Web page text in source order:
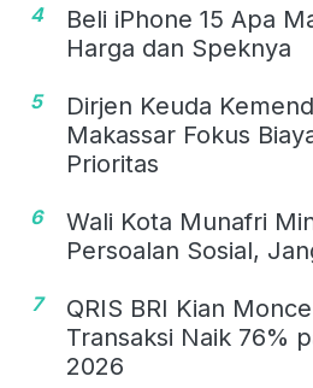
4
Beli iPhone 15 Apa
Harga dan Speknya
5
Dirjen Keuda
Makassar Fokus
Prioritas
6
Wali Kota Munafri
Persoalan Sosial,
7
QRIS BRI Kian
Transaksi Naik 76%
2026